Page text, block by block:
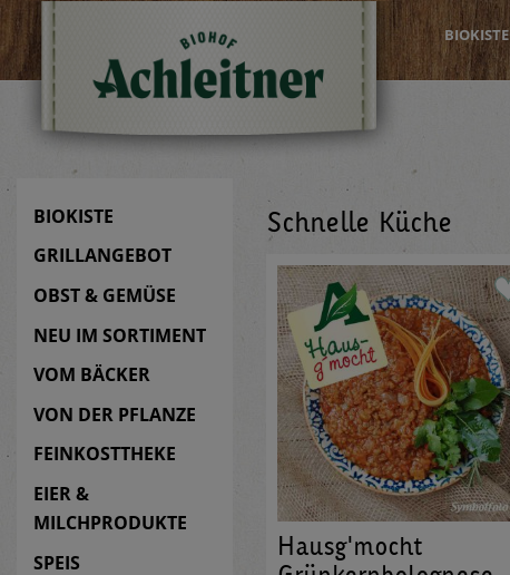
BIOKISTE
BIOKISTE
GRILLANGEBOT
OBST & GEMÜSE
NEU IM SORTIMENT
VOM BÄCKER
VON DER PFLANZE
FEINKOSTTHEKE
EIER &
MILCHPRODUKTE
SPEIS
Schnelle Küche
Hausg'mocht